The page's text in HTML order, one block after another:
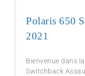
Polaris 650
2021
Bienvenue dans
Switchback